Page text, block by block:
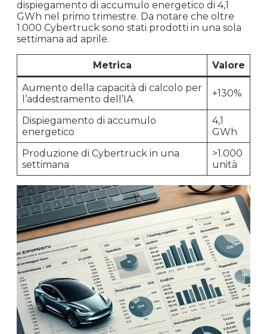
dispiegamento di accumulo energetico di 4,1
GWh nel primo trimestre. Da notare che oltre
1.000 Cybertruck sono stati prodotti in una sola
settimana ad aprile.
Metrica
Valore
Aumento della capacità di calcolo per
l’addestramento dell’IA
+130%
Dispiegamento di accumulo
energetico
4,1
GWh
Produzione di Cybertruck in una
settimana
>1.000
unità